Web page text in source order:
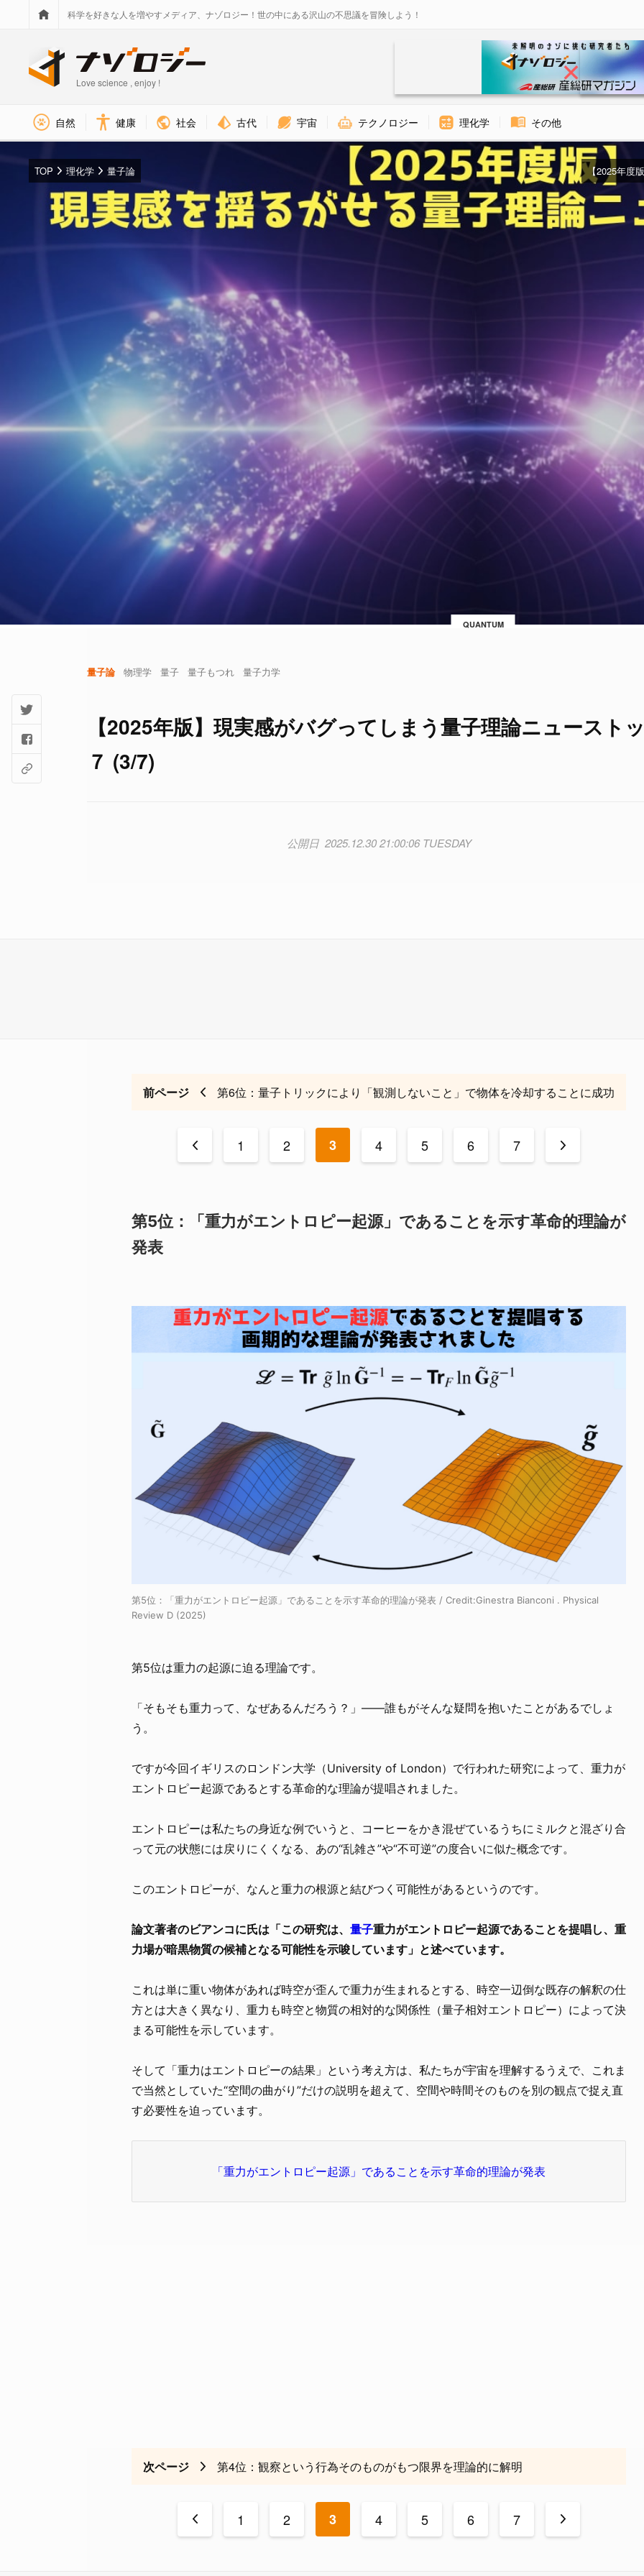
科学を好きな人を増やすメディア、ナゾロジー！世の中にある沢山の不思議を冒険しよう！
Love science , enjoy !
自然 健康 社会 古代 宇宙 テクノロジー 理化学 その他
【2025年度
QUANTUM
TOP 理化学 量子論
量子論 物理学 量子 量子もつれ 量子力学
【2025年版】現実感がバグってしまう量子理論ニュースト
７ (3/7)
2025.12.30 21:00:06 TUESDAY
前ページ 第6位：量子トリックにより「観測しないこと」で物体を冷却することに成功
< 1 2 3 4 5 6 7 >
第5位：「重力がエントロピー起源」であることを示す革命的理論が
発表
第5位：「重力がエントロピー起源」であることを示す革命的理論が発表 / Credit:Ginestra Bianconi . Physical
Review D (2025)
第5位は重力の起源に迫る理論です。
「そもそも重力って、なぜあるんだろう？」――誰もがそんな疑問を抱いたことがあるでしょ
う。
ですが今回イギリスのロンドン大学（University of London）で行われた研究によって、重力が
エントロピー起源であるとする革命的な理論が提唱されました。
エントロピーは私たちの身近な例でいうと、コーヒーをかき混ぜているうちにミルクと混ざり合
って元の状態には戻りにくくなる、あの“乱雑さ”や“不可逆”の度合いに似た概念です。
このエントロピーが、なんと重力の根源と結びつく可能性があるというのです。
論文著者のビアンコに氏は「この研究は、 量子重力がエントロピー起源であることを提唱し、重
力場が暗黒物質の候補となる可能性を示唆しています」と述べています。
これは単に重い物体があれば時空が歪んで重力が生まれるとする、時空一辺倒な既存の解釈の仕
方とは大きく異なり、重力も時空と物質の相対的な関係性（量子相対エントロピー）によって決
まる可能性を示しています。
そして「重力はエントロピーの結果」という考え方は、私たちが宇宙を理解するうえで、これま
で当然としていた“空間の曲がり”だけの説明を超えて、空間や時間そのものを別の観点で捉え直
す必要性を迫っています。
「重力がエントロピー起源」であることを示す革命的理論が発表
次ページ 第4位：観察という行為そのものがもつ限界を理論的に解明
< 1 2 3 4 5 6 7 >